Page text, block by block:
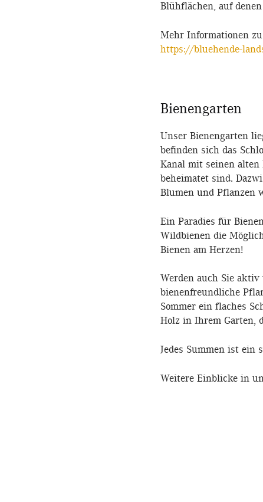
Blühflächen, auf
Mehr Informationen
https://bluehende-
Bienengarten
Unser Bienengarten
befinden sich das
Kanal mit seinen alten
beheimatet sind.
Blumen und Pflanzen
Ein Paradies für
Wildbienen die
Bienen am Herzen!
Werden auch Sie
bienenfreundliche
Sommer ein flaches
Holz in Ihrem Garten,
Jedes Summen ist ein
Weitere Einblicke in